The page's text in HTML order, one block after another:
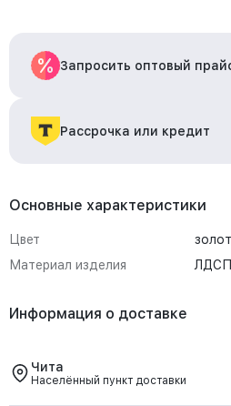
Запросить оптовый
Рассрочка или кредит
Основные характеристики
Цвет
Материал изделия
Информация о доставке
Чита
Населённый пункт доставки